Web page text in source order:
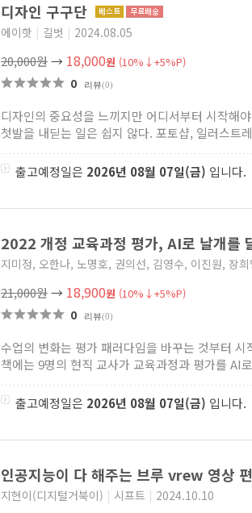
디자인 구구단
에이핫 | 길벗 | 2024.08.05
20,000원→ 18,000원 (10%↓+5%P)
0 리뷰(0)
디자인의 중요성을 느끼지만 어디서부터 시작해
첫발을 내딛는 일은 쉽지 않다. 포토샵, 일러스트
출고예정일은 2026년 08월 07일(금) 입니다.
2022 개정 교육과정 평가, AI로 날개를
지미정, 오한나, 노명호, 권의선, 김영수, 이진원, 장
21,000원→ 18,900원 (10%↓+5%P)
0 리뷰(0)
수업의 변화는 평가 패러다임을 바꾸는 것부터
책에는 9명의 현직 교사가 교육과정과 평가를 AI
출고예정일은 2026년 08월 07일(금) 입니다.
인공지능이 다 해주는 브루 vrew 영상
지현이(디지털거북이) | 시프트 | 2024.10.10